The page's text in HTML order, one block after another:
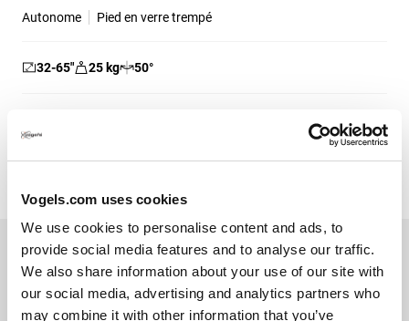
Vogels.com uses cookies
We use cookies to personalise content and ads, to
provide social media features and to analyse our traffic.
We also share information about your use of our site with
our social media, advertising and analytics partners who
may combine it with other information that you’ve
Autonome Pied en verre trempé
32-65″ 25 kg 50°
4.9
sur
5
7
119,99 €